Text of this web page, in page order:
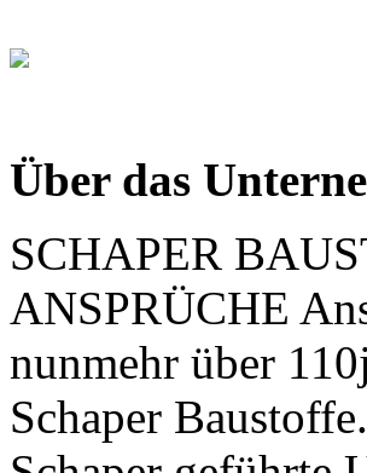
Über das
SCHAPER
ANSPRÜCHE
nunmehr über
Schaper